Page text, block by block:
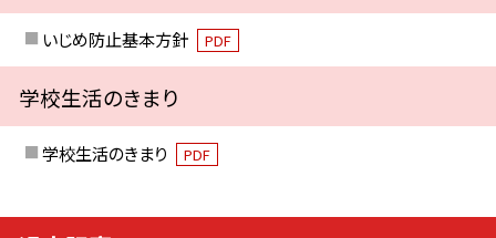
いじめ防止基本方針 PDF
学校生活のきまり
学校生活のきまり PDF